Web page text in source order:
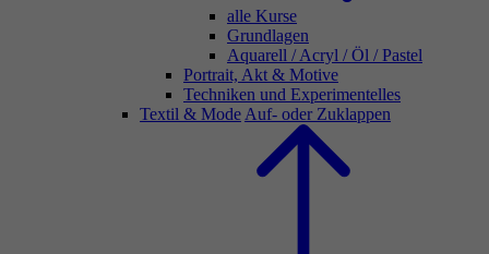
alle Kurse
Grundlagen
Aquarell / Acryl / Öl / Pastel
Portrait, Akt & Motive
Techniken und Experimentelles
Textil & Mode Auf- oder Zuklappen